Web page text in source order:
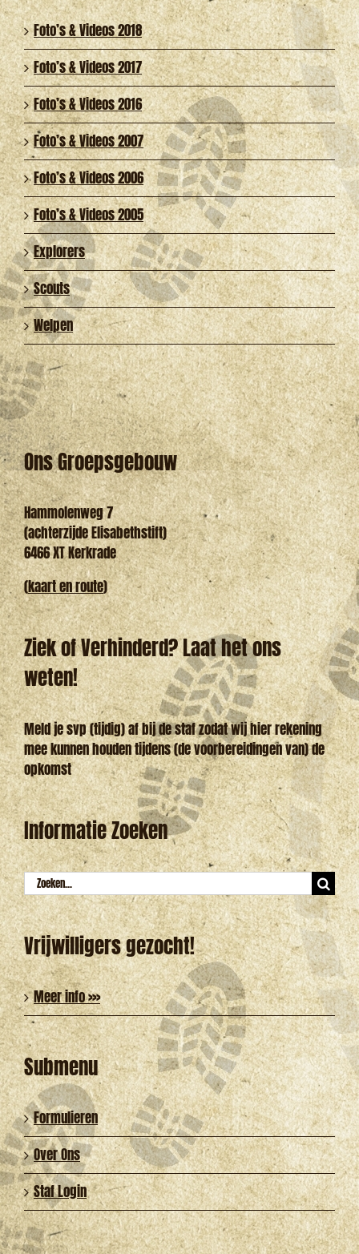
Ons Groepsgebouw
Hammolenweg 7
(achterzijde Elisabethstift)
6466 XT Kerkrade
(kaart en route)
Ziek of Verhinderd? Laat het ons
weten!
Meld je svp (tijdig) af bij de staf zodat wij hier rekening
mee kunnen houden tijdens (de voorbereidingen van) de
opkomst
Informatie Zoeken
Zoeken
naar:
Vrijwilligers gezocht!
Meer info >>>
Submenu
Formulieren
Over Ons
Staf Login
Foto’s & Videos 2018
Foto’s & Videos 2017
Foto’s & Videos 2016
Foto’s & Videos 2007
Foto’s & Videos 2006
Foto’s & Videos 2005
Explorers
Scouts
Welpen